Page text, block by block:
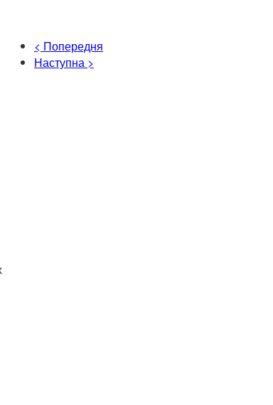
< Попередня
Наступна >